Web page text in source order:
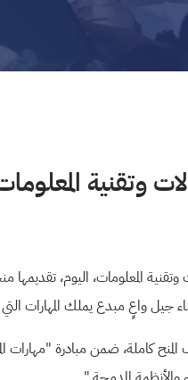
وتقنية
وتقنية المعلومات، اليوم،
جيل واعٍ مبدع يملك المهارات
المنح كاملة، ضمن مبادرة